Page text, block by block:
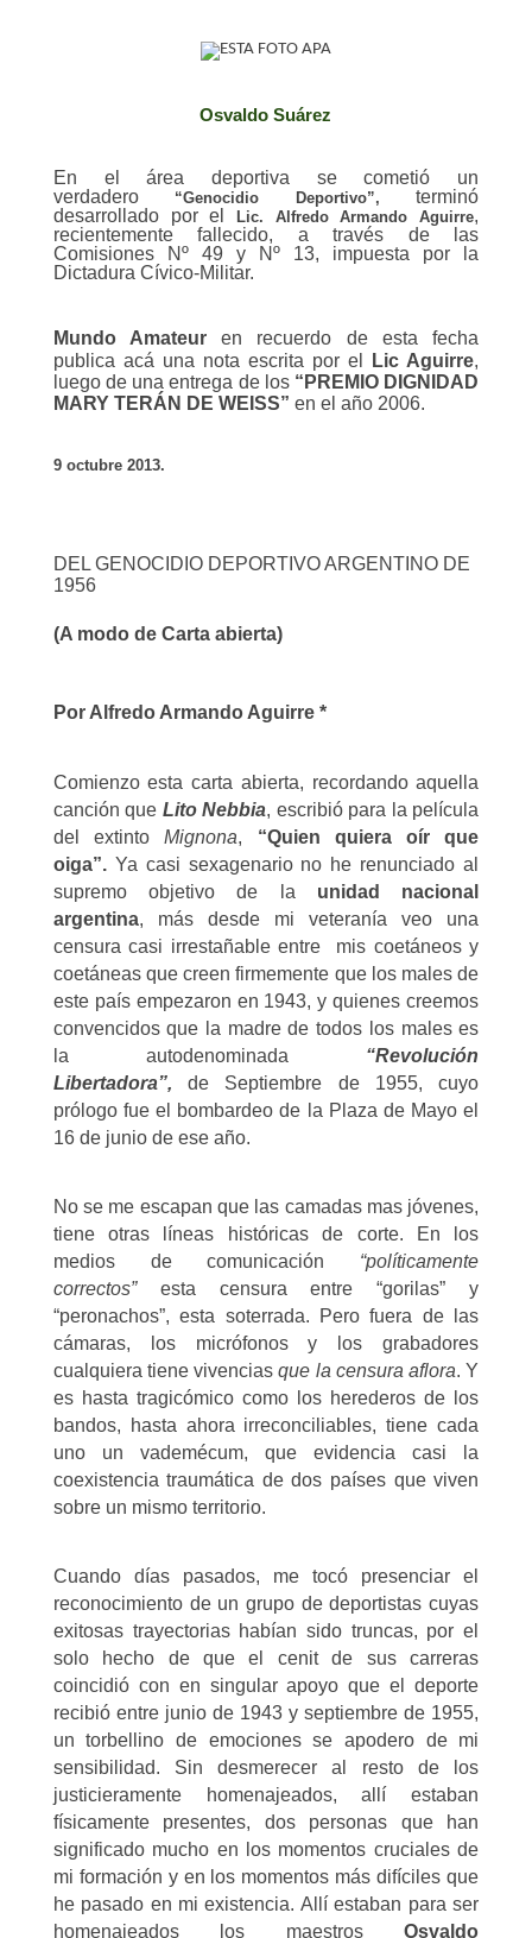
Osvaldo Suárez
En el área deportiva se cometió un
verdadero
“Genocidio Deportivo”,
terminó
desarrollado por el Lic. Alfredo Armando Aguirre,
recientemente fallecido, a través de las
Comisiones Nº 49 y Nº 13, impuesta por la
Dictadura Cívico-Militar.
Mundo Amateur en recuerdo de esta fecha
publica acá una nota escrita por el
Lic Aguirre,
luego de una entrega de los “PREMIO DIGNIDAD
MARY TERÁN DE WEISS” en el año 2006.
9 octubre 2013.
DEL GENOCIDIO DEPORTIVO ARGENTINO DE
1956
(A modo de Carta abierta)
Por Alfredo Armando Aguirre *
Comienzo esta carta abierta, recordando aquella
canción que Lito Nebbia, escribió para la película
del extintoMignona, “Quien quiera oír que
oiga”.Ya casi sexagenario no he renunciado al
supremo objetivo de la unidad nacional
argentina, más desde mi veteranía veo una
censura casi irrestañable entre mis coetáneos y
coetáneas que creen firmemente que los males de
este país empezaron en 1943, y quienes creemos
convencidos que la madre de todos los males es
la autodenominada “Revolución
Libertadora”, de Septiembre de 1955, cuyo
prólogo fue el bombardeo de la Plaza de Mayo el
16 de junio de ese año.
No se me escapan que las camadas mas jóvenes,
tiene otras líneas históricas de corte. En los
medios de comunicación “políticamente
correctos”esta censura entre “gorilas” y
“peronachos”, esta soterrada. Pero fuera de las
cámaras, los micrófonos y los grabadores
cualquiera tiene vivenciasque la censura aflora. Y
es hasta tragicómico como los herederos de los
bandos, hasta ahora irreconciliables, tiene cada
uno un vademécum, que evidencia casi la
coexistencia traumática de dos países que viven
sobre un mismo territorio.
Cuando días pasados, me tocó presenciar el
reconocimiento de un grupo de deportistas cuyas
exitosas trayectorias habían sido truncas, por el
solo hecho de que el cenit de sus carreras
coincidió con en singular apoyo que el deporte
recibió entre junio de 1943 y septiembre de 1955,
un torbellino de emociones se apodero de mi
sensibilidad. Sin desmerecer al resto de los
justicieramente homenajeados, allí estaban
físicamente presentes, dos personas que han
significado mucho en los momentos cruciales de
mi formación y en los momentos más difíciles que
he pasado en mi existencia. Allí estaban para ser
homenajeados los maestrosOsvaldo